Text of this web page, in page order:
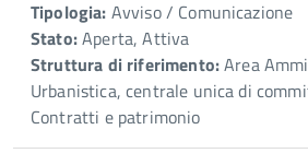
Tipologia: Avviso / Comunicazione
Stato:Aperta, Attiva
Struttura di riferimento:Area
Urbanistica, centrale unica di
Contratti e patrimonio